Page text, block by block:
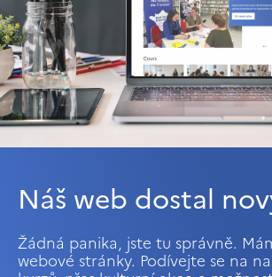
Náš web dostal
Žádná panika, jste tu správně.
webové stránky. Podívejte se na